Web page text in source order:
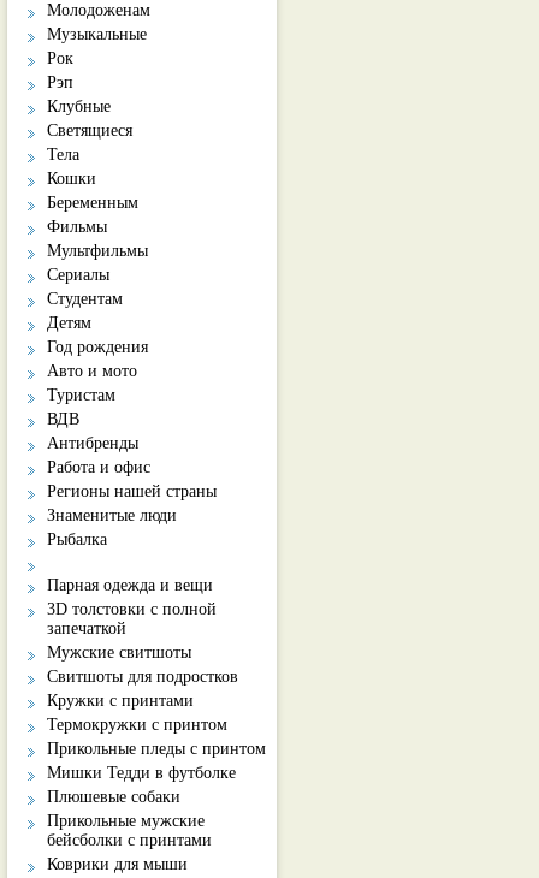
Молодоженам
Музыкальные
Рок
Рэп
Клубные
Светящиеся
Тела
Кошки
Беременным
Фильмы
Мультфильмы
Сериалы
Студентам
Детям
Год рождения
Авто и мото
Туристам
ВДВ
Антибренды
Работа и офис
Регионы нашей страны
Знаменитые люди
Рыбалка
Парная одежда и вещи
3D толстовки с полной
запечаткой
Мужские свитшоты
Свитшоты для подростков
Кружки с принтами
Термокружки с принтом
Прикольные пледы с принтом
Мишки Тедди в футболке
Плюшевые собаки
Прикольные мужские
бейсболки с принтами
Коврики для мыши